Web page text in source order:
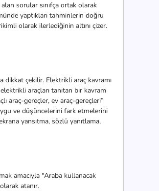
sorular sınıfça ortak olarak
yaptıkları tahminlerin doğru
olarak ilerlediğinin altını çizer.
dikkat çekilir. Elektrikli araç kavramı
araçları tanıtan bir kavram
araç-gereçler, ev araç-gereçleri”
ve düşüncelerini fark etmelerini
yansıtma, sözlü yanıtlama,
amacıyla "Araba kullanacak
atanır.